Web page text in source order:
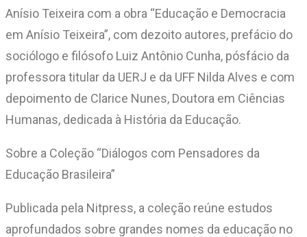
Anísio Teixeira com a obra “Educação e Democracia
em Anísio Teixeira”, com dezoito autores, prefácio do
sociólogo e filósofo Luiz Antônio Cunha, pósfácio da
professora titular da UERJ e da UFF Nilda Alves e com
depoimento de Clarice Nunes, Doutora em Ciências
Humanas, dedicada à História da Educação.
Sobre a Coleção “Diálogos com Pensadores da
Educação Brasileira”
Publicada pela Nitpress, a coleção reúne estudos
aprofundados sobre grandes nomes da educação no